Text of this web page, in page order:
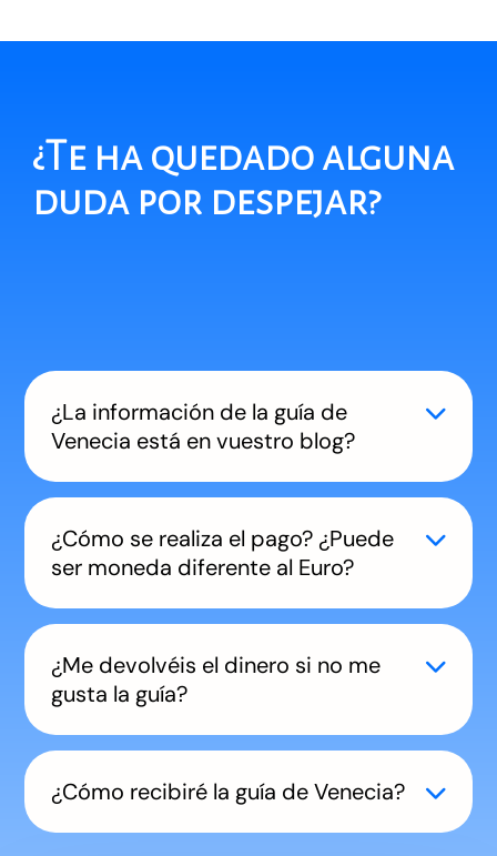
¿Te ha quedado alguna
duda por despejar?
¿La información de la guía de
Venecia está en vuestro blog?
¿Cómo se realiza el pago? ¿Puede
ser moneda diferente al Euro?
¿Me devolvéis el dinero si no me
gusta la guía?
¿Cómo recibiré la guía de Venecia?